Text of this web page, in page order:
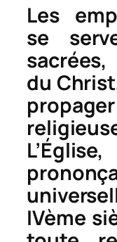
Les
se
du
IVème